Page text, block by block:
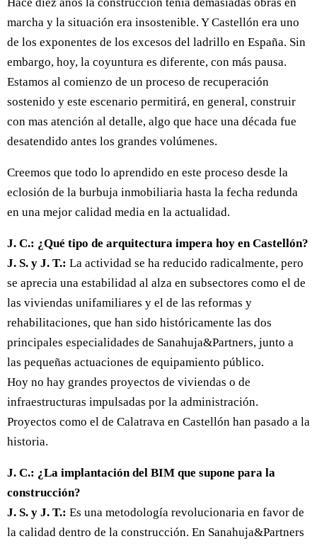
marcha y la situación era insostenible. Y Castellón era uno
de los exponentes de los excesos del ladrillo en España. Sin
embargo, hoy, la coyuntura es diferente, con más pausa.
Estamos al comienzo de un proceso de recuperación
sostenido y este escenario permitirá, en general, construir
con mas atención al detalle, algo que hace una década fue
desatendido antes los grandes volúmenes.
Creemos que todo lo aprendido en este proceso desde la
eclosión de la burbuja inmobiliaria hasta la fecha redunda
en una mejor calidad media en la actualidad.
J. C.: ¿Qué tipo de arquitectura impera hoy en Castellón?
J. S. y J. T.: La actividad se ha reducido radicalmente, pero
se aprecia una estabilidad al alza en subsectores como el de
las viviendas unifamiliares y el de las reformas y
rehabilitaciones, que han sido históricamente las dos
principales especialidades de Sanahuja&Partners, junto a
las pequeñas actuaciones de equipamiento público.
Hoy no hay grandes proyectos de viviendas o de
infraestructuras impulsadas por la administración.
Proyectos como el de Calatrava en Castellón han pasado a la
historia.
J. C.: ¿La implantación del BIM que supone para la
construcción?
J. S. y J. T.: Es una metodología revolucionaria en favor de
la calidad dentro de la construcción. En Sanahuja&Partners